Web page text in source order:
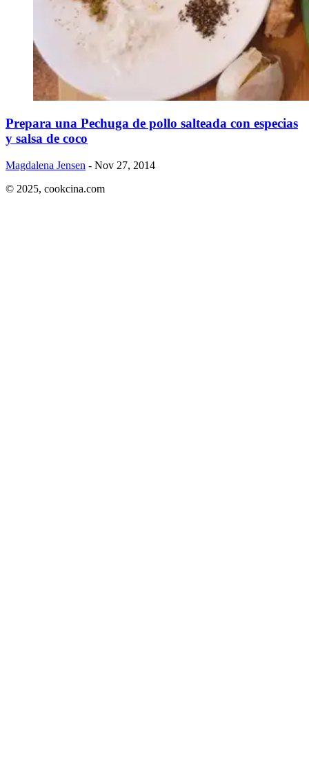
Prepara una Pechuga de pollo salteada con especias
y salsa de coco
Magdalena Jensen - Nov 27, 2014
© 2025, cookcina.com